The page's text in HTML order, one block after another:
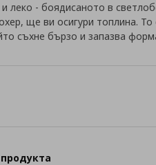
леко - боядисаното в
ще ви осигури топлина.
съхне бързо и запазва